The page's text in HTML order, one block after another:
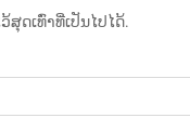
ດເທົ່າທີ່ເປັນໄປໄດ້.